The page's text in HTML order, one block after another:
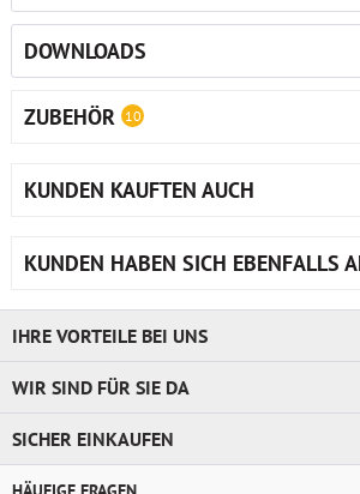
DOWNLOADS
ZUBEHÖR 10
KUNDEN KAUFTEN AUCH
KUNDEN HABEN SICH EBENFALLS
IHRE VORTEILE BEI UNS
WIR SIND FÜR SIE DA
SICHER EINKAUFEN